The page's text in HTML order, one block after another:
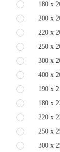
180 x
200 x
220 x
250 x
300 x
400 x
190 x
180 x
220 x
250 x
300 x